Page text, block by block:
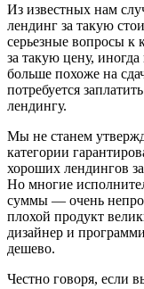
Из известных нам
лендинг за такую
серьезные вопросы к
за такую цену,
больше похоже на
потребуется
лендингу.
Мы не станем
категории
хороших лендингов
Но многие
суммы — очень
плохой продукт
дизайнер и
дешево.
Честно говоря, если